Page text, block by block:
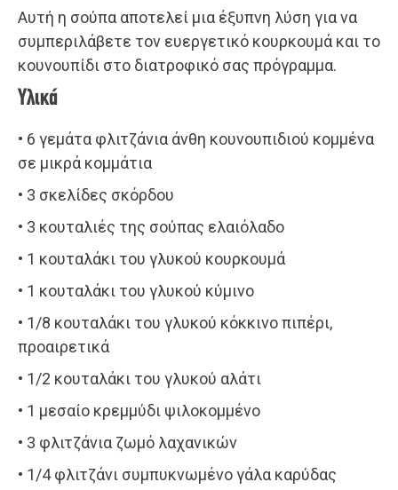
Αυτή η σούπα αποτελεί μια έξυπνη λύση για να
συμπεριλάβετε τον ευεργετικό κουρκουμά και το
κουνουπίδι στο διατροφικό σας πρόγραμμα.
Υλικά
• 6 γεμάτα φλιτζάνια άνθη κουνουπιδιού κομμένα
σε μικρά κομμάτια
• 3 σκελίδες σκόρδου
• 3 κουταλιές της σούπας ελαιόλαδο
• 1 κουταλάκι του γλυκού κουρκουμά
• 1 κουταλάκι του γλυκού κύμινο
• 1/8 κουταλάκι του γλυκού κόκκινο πιπέρι,
προαιρετικά
• 1/2 κουταλάκι του γλυκού αλάτι
• 1 μεσαίο κρεμμύδι ψιλοκομμένο
• 3 φλιτζάνια ζωμό λαχανικών
• 1/4 φλιτζάνι συμπυκνωμένο γάλα καρύδας